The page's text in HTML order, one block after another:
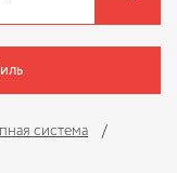
система